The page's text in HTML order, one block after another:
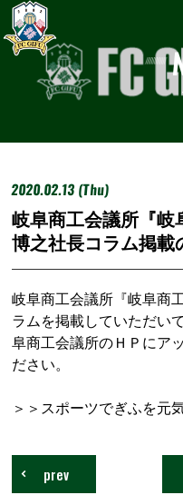
2020.02.13 (Thu)
岐阜商工会議所『
博之社長コラム掲載
岐阜商工会議所『岐阜商
ラムを掲載していただい
阜商工会議所のＨＰにア
ださい。
＞＞スポーツでぎふを元
prev